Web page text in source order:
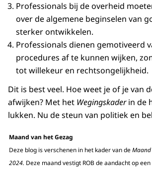
Professionals bij de overheid
over de algemene beginselen van
sterker ontwikkelen.
Professionals dienen gemotiveerd
procedures af te kunnen wijken,
tot willekeur en rechtsongelijkheid.
Dit is best veel. Hoe weet je of je van
afwijken? Met het Wegingskaderin de
lukken. Nu de steun van politiek en
Maand van het Gezag
Deze blog is verschenen in het kader van deMaand
2024. Deze maand vestigt ROB de aandacht op